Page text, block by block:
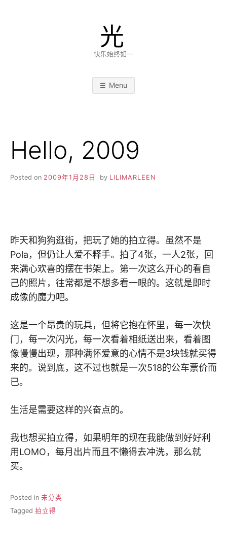
光
快乐始终如一
Menu
Hello, 2009
Posted on 2009年1月28日 by LILIMARLEEN
昨天和狗狗逛街，把玩了她的拍立得。虽然不是
Pola，但仍让人爱不释手。拍了4张，一人2张，回
来满心欢喜的摆在书架上。第一次这么开心的看自
己的照片，往常都是不想多看一眼的。这就是即时
成像的魔力吧。
这是一个昂贵的玩具，但将它抱在怀里，每一次快
门，每一次闪光，每一次看着相纸送出来，看着图
像慢慢出现，那种满怀爱意的心情不是3块钱就买得
来的。说到底，这不过也就是一次518的公车票价而
已。
生活是需要这样的兴奋点的。
我也想买拍立得，如果明年的现在我能做到好好利
用LOMO，每月出片而且不懒得去冲洗，那么就
买。
Posted in 未分类
Tagged 拍立得